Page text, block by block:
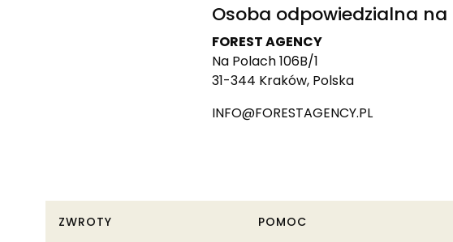
Osoba odpowiedzialna na
FOREST AGENCY
Na Polach 106B/1
31-344 Kraków, Polska
INFO@FORESTAGENCY.PL
Linki w stopce
ZWROTY POMOC